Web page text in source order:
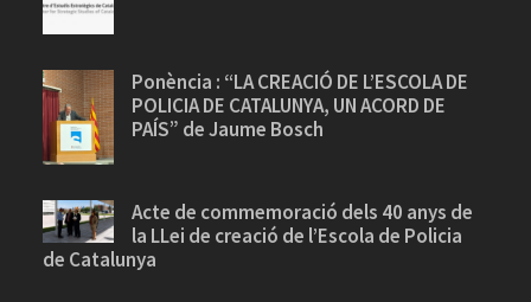
Ponència : “LA CREACIÓ DE L’ESCOLA DE
POLICIA DE CATALUNYA, UN ACORD DE
PAÍS” de Jaume Bosch
Acte de commemoració dels 40 anys de
la LLei de creació de l’Escola de Policia
de Catalunya